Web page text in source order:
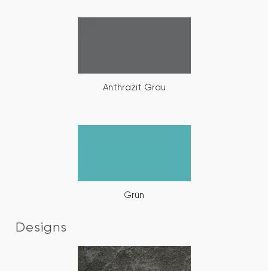
Anthrazit Grau
Grün
Designs